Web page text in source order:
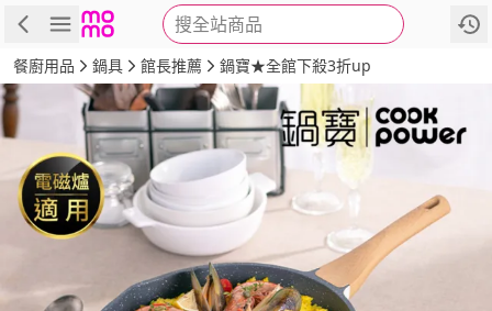
搜全站商品
商品 評價 詳情
餐廚用品 鍋具 館長推薦 鍋寶★全館下殺3折up